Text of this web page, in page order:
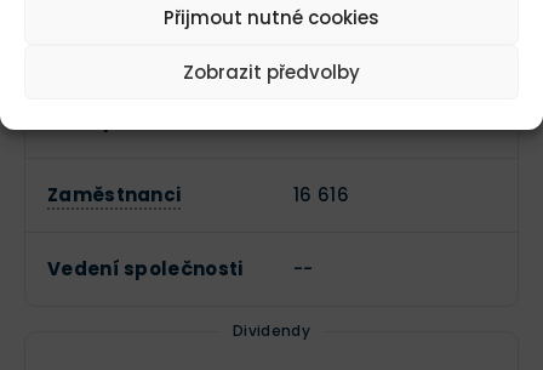
Přijmout nutné cookies
Zobrazit předvolby
Zaměstnanci 16 616
Vedení společnosti --
Dividendy